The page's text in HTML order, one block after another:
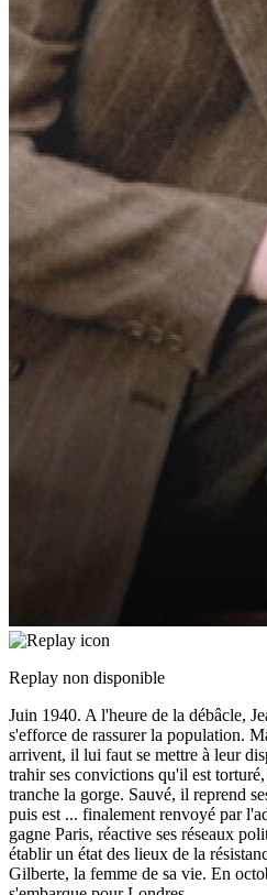
Replay non disponible
Juin 1940. A l'heure de la débâcle,
s'efforce de rassurer la population.
arrivent, il lui faut se mettre à leur
trahir ses convictions qu'il est
tranche la gorge. Sauvé, il reprend
puis est ... finalement renvoyé par
gagne Paris, réactive ses réseaux
établir un état des lieux de la
Gilberte, la femme de sa vie. En